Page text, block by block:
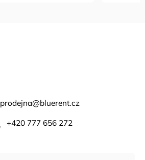
prodejna@bluerent.cz
+420 777 656 272